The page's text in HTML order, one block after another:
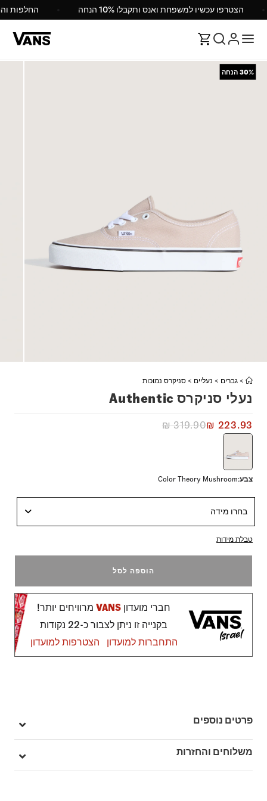
הצטרפו עכשיו למשפחת ואנס ותקבלו 10% הנחה החלפות
30% הנחה
> גברים > נעליים > סניקרס נמוכות
נעלי סניקרס Authentic
₪319.90₪ 223.93
צבע:
Color Theory Mushroom
בחרו מידה
טבלת מידות
הוספה לסל
חברי מועדון VANSמרוויחים יותר!
בקנייה זו ניתן לצבור כ-22 נקודות
התחברות למועדון
הצטרפות למועדון
פרטים נוספים
מק"ט: V00D6G7D6
משלוחים והחזרות